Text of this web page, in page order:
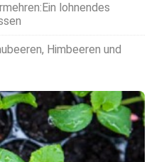
lohnendes
Himbeeren und